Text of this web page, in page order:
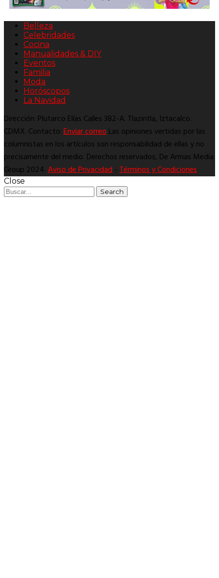
Belleza
Celebridades
Cocina
Manualidades & DIY
Eventos
Familia
Moda
Horóscopos
La Navidad
Dirección: Plutarco Elías Calles 382-A. Tlazintla, Iztacalco.
CDMX. Contacto:Enviar correoLas opiniones vertidas por las
columnistas en los artículos son responsabilidad de ellas y no
precisamente del medio. Derechos reservados, De Armas Media
Group 2024.Aviso de Privacidad-Términos y Condiciones
Close